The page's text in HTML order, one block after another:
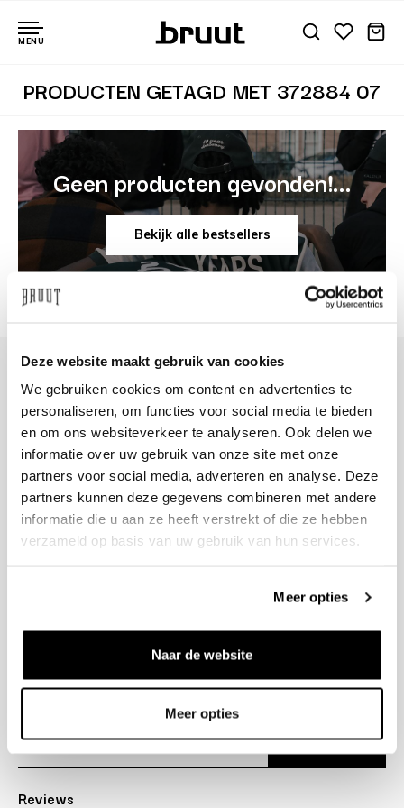
Deze website maakt gebruik van cookies
We gebruiken cookies om content en advertenties te
personaliseren, om functies voor social media te bieden
en om ons websiteverkeer te analyseren. Ook delen we
informatie over uw gebruik van onze site met onze
partners voor social media, adverteren en analyse. Deze
partners kunnen deze gegevens combineren met andere
informatie die u aan ze heeft verstrekt of die ze hebben
verzameld op basis van uw gebruik van hun services.
Meer opties
Naar de website
Meer opties
MENU
PRODUCTEN GETAGD MET 372884 07
Geen producten gevonden!...
Bekijk alle bestsellers
+31 23 205 2006
info@bruut.nl
Contact Formulier
Open tot 21:00
OPENINGSTIJDEN
Over ons
Reviews